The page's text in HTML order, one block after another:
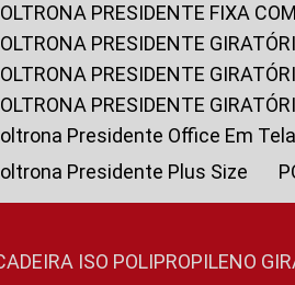
POLTRONA PRESIDENTE FIXA
POLTRONA PRESIDENTE
POLTRONA PRESIDENTE
POLTRONA PRESIDENTE
Poltrona Presidente Office Em Tela
Poltrona Presidente Plus Size
CADEIRA ISO POLIPROPILENO